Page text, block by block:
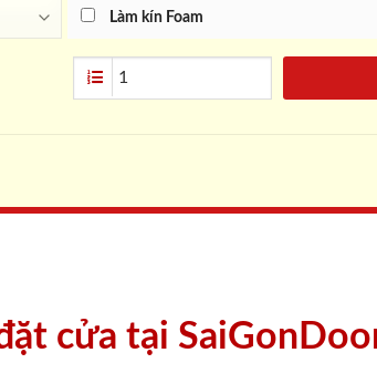
Làm kín Foam
cửa tại